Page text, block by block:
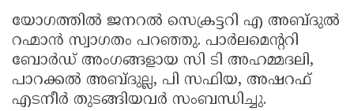
യോഗത്തിൽ ജനറൽ സെക്രട്ടറി എ അബ്ദുൽ
റഹ്മാൻ സ്വാഗതം പറഞ്ഞു. പാർലമെന്ററി
ബോർഡ് അംഗങ്ങളായ സി ടി അഹമ്മദലി,
പാറക്കൽ അബ്ദുല്ല, പി സഫിയ, അഷറഫ്
എടനീർ തുടങ്ങിയവർ സംബന്ധിച്ചു.